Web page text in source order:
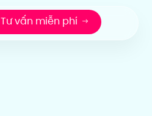
Tư vấn miễn phí